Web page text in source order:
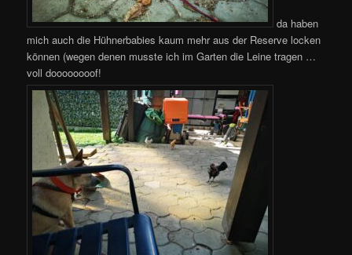
da haben
mich auch die Hühnerbabies kaum mehr aus der Reserve locken
können (wegen denen musste ich im Garten die Leine tragen …
voll doooooooof!